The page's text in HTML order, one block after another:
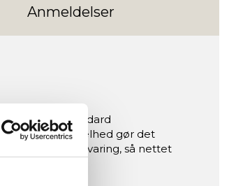
Anmeldelser
at passe standard
denne enkelhed gør det
og nem opbevaring, så nettet